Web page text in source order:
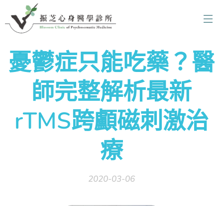
憂鬱症只能吃藥？醫
師完整解析最新
rTMS跨顱磁刺激治
療
2020-03-06